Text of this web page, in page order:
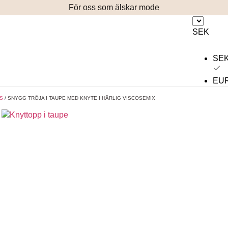
För oss som älskar mode
SEK
/ SNYGG TRÖJA I TAUPE MED KNYTE I HÄRLIG VISCOSEMIX